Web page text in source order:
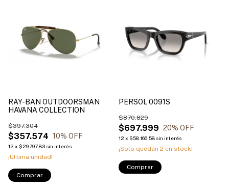
RAY-BAN OUTDOORSMAN
HAVANA COLLECTION
$357.574
$397.304
10% OFF
12 x $29.797,83 sin interés
¡Última unidad!
Comprar
PERSOL 0091S
$697.999
$870.829
20% OFF
12 x $58.166,58 sin interés
¡Solo quedan 2 en stock!
Comprar